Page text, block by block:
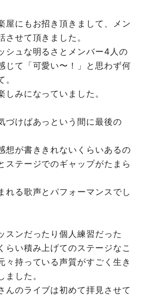
屋にもお招き頂きまして、メン
せて頂きました。
シュな明るさとメンバー4人の
じて「可愛い〜！」と思わず何
しみになっていました。
づけばあっという間に最後の
想が書ききれないくらいあるの
ステージでのギャップがたまら
れる歌声とパフォーマンスでし
スンだったり個人練習だった
らい積み上げてのステージなこ
々持っている声質がすごく生き
ました。
んのライブは初めて拝見させて